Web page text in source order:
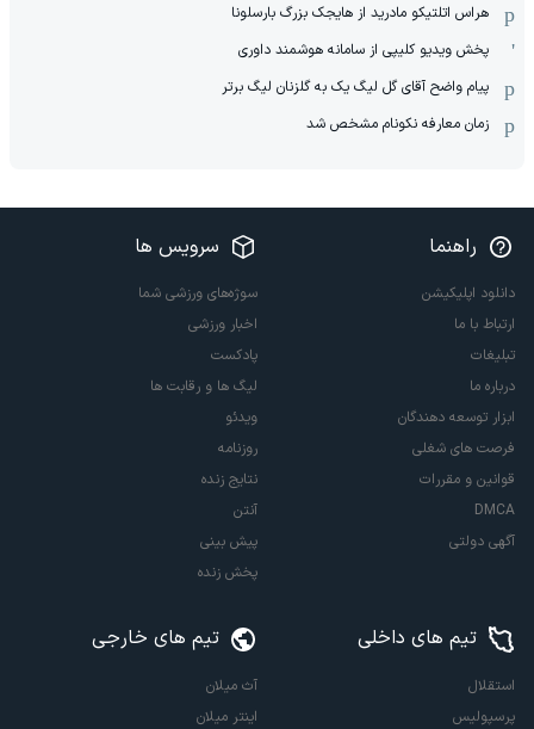
هراس اتلتیکو مادرید از هایجک بزرگ بارسلونا
پخش ویدیو کلیپی از سامانه هوشمند داوری
پیام واضح آقای گل لیگ یک به گلزنان لیگ برتر
زمان معارفه نکونام مشخص شد
راهنما
دانلود اپلیکیشن
ارتباط با ما
تبلیغات
درباره ما
ابزار توسعه دهندگان
فرصت های شغلی
قوانین و مقررات
DMCA
آگهی دولتی
سرویس ها
سوژه‌های ورزشی شما
اخبار ورزشی
پادکست
لیگ ها و رقابت ها
ویدئو
روزنامه
نتایج زنده
آنتن
پیش بینی
پخش زنده
تیم های داخلی
استقلال
پرسپولیس
تیم های خارجی
آث میلان
اینتر میلان